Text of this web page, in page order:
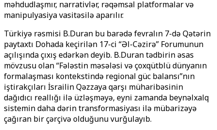
məhdudlaşmır, narrativlər, rəqəmsal platformalar və
manipulyasiya vasitəsilə aparılır.
Türkiyə rəsmisi B.Duran bu barədə fevralın 7-də Qətərin
paytaxtı Dohada keçirilən 17-ci “Əl-Cəzirə” Forumunun
açılışında çıxış edərkən deyib. B.Duran tədbirin əsas
mövzusu olan “Fələstin məsələsi və çoxqütblü dünyanın
formalaşması kontekstində regional güc balansı”nın
iştirakçıları İsrailin Qəzzaya qarşı müharibəsinin
dağıdıcı reallığı ilə üzləşməyə, eyni zamanda beynəlxalq
sistemin daha dərin transformasiyası ilə mübarizəyə
çağıran bir çərçivə olduğunu vurğulayıb.